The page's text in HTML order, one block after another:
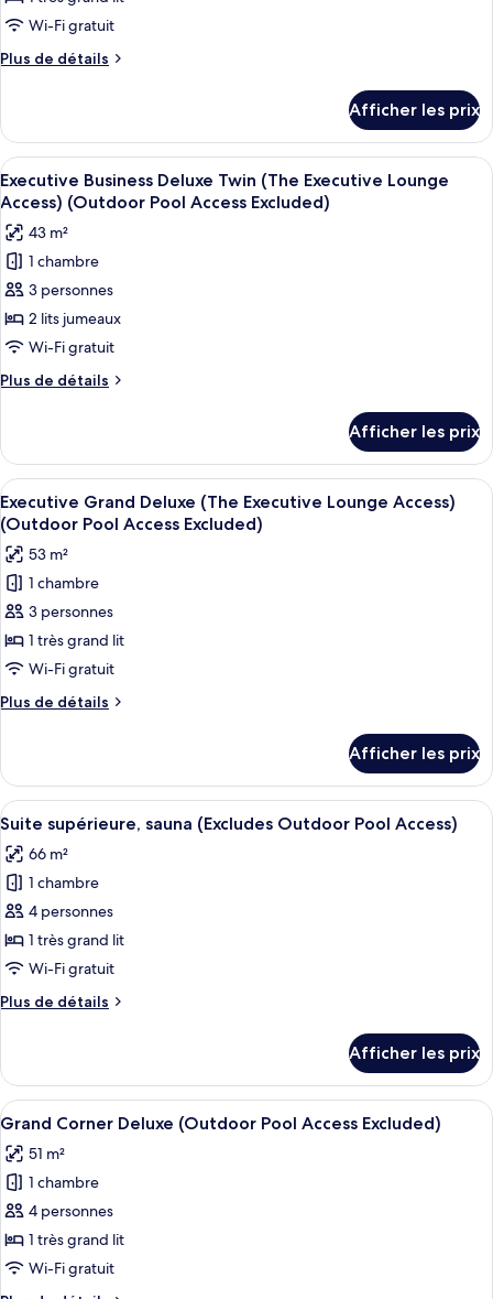
de
chambre :
Executive
Deluxe
Double
(The
Executive
Lounge
Access)
(Outdoor
Pool
Access
Excluded)
Wi-Fi gratuit
Plus de détails
Plus
Executive
Business
Deluxe
Double
Executive
Lounge
Access)
(Outdoor
Pool
Excluded)
Afficher les prix
Afficher
toutes
les
photos
pour
ce
type
de
chambre :
Executive
Deluxe
Twin
(The
Executive
Lounge
Access)
(Outdoor
Pool
Access
Excluded)
Une chambre d’hôtel avec un lit, un
7
Executive Business Deluxe Twin (The Executive Lounge
Access) (Outdoor Pool Access Excluded)
43 m²
1 chambre
3 personnes
2 lits jumeaux
Wi-Fi gratuit
Plus de détails
Plus
Executive
Business
Deluxe
Twin
(The
Executive
Lounge
Access)
(Outdoor
Pool
Excluded)
Afficher les prix
Afficher
toutes
les
photos
pour
ce
type
de
chambre :
Executive
Deluxe
(The
Executive
Lounge
Access)
(Outdoor
Pool
Access
Excluded)
Une chambre d’hôtel avec un grand
7
Executive Grand Deluxe (The Executive Lounge Access)
(Outdoor Pool Access Excluded)
53 m²
1 chambre
3 personnes
1 très grand lit
Wi-Fi gratuit
Plus de détails
Plus
Executive
Grand
Deluxe
Executive
Lounge
(Outdoor
Pool
Access
Excluded)
Afficher les prix
Afficher
toutes
les
photos
pour
ce
type
chambre :
sauna
(Excludes
Outdoor
Pool
Access)
Téléviseur de 55 po avec télévision
8
Suite supérieure, sauna (Excludes Outdoor Pool Access)
66 m²
1 chambre
4 personnes
1 très grand lit
Wi-Fi gratuit
Plus de détails
Plus
Suite
supérieure,
sauna
Outdoor
Pool
Afficher les prix
Afficher
toutes
les
photos
pour
ce
type
Une chambre d’hôtel avec un lit, un
4
Grand Corner Deluxe (Outdoor Pool Access Excluded)
51 m²
1 chambre
4 personnes
1 très grand lit
Wi-Fi gratuit